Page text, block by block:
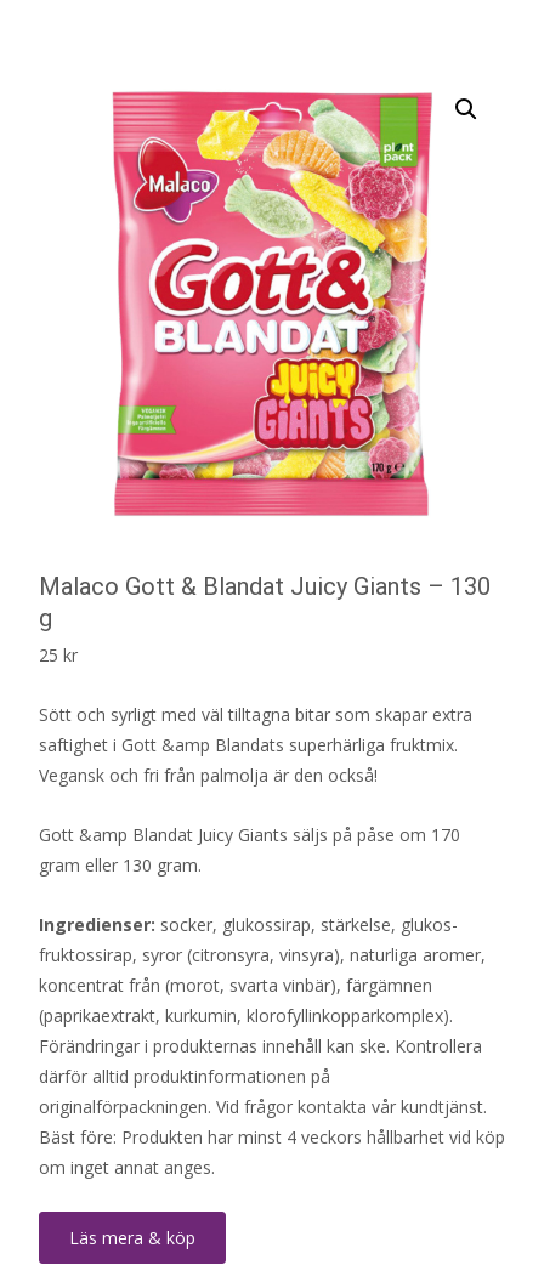
Malaco Gott & Blandat Juicy Giants – 130
g
25 kr
Sött och syrligt med väl tilltagna bitar som skapar extra
saftighet i Gott &amp Blandats superhärliga fruktmix.
Vegansk och fri från palmolja är den också!
Gott &amp Blandat Juicy Giants säljs på påse om 170
gram eller 130 gram.
Ingredienser: socker, glukossirap, stärkelse, glukos-
fruktossirap, syror (citronsyra, vinsyra), naturliga aromer,
koncentrat från (morot, svarta vinbär), färgämnen
(paprikaextrakt, kurkumin, klorofyllinkopparkomplex).
Förändringar i produkternas innehåll kan ske. Kontrollera
därför alltid produktinformationen på
originalförpackningen. Vid frågor kontakta vår kundtjänst.
Bäst före: Produkten har minst 4 veckors hållbarhet vid köp
om inget annat anges.
Läs mera & köp